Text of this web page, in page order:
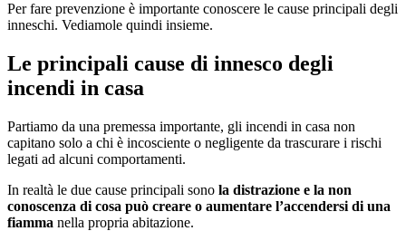
Per fare prevenzione è importante conoscere le cause principali degli
inneschi. Vediamole quindi insieme.
Le principali cause di innesco degli
incendi in casa
Partiamo da una premessa importante, gli incendi in casa non
capitano solo a chi è incosciente o negligente da trascurare i rischi
legati ad alcuni comportamenti.
In realtà le due cause principali sono la distrazione e la non
conoscenza di cosa può creare o aumentare l’accendersi di una
fiamma nella propria abitazione.